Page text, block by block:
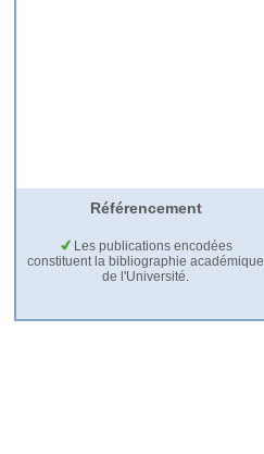
Référencement
Les publications encodées
constituent la bibliographie académique
de l'Université.